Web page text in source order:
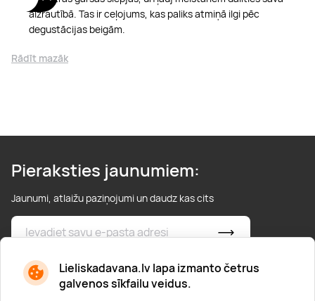
Lieliskadavana.lv lapa izmanto četrus
galvenos sīkfailu veidus.
aizrautībā. Tas ir ceļojums, kas paliks atmiņā ilgi pēc
degustācijas beigām.
Rādīt mazāk
Pieraksties jaunumiem:
Jaunumi, atlaižu paziņojumi un daudz kas cits
* Esmu iepazinies/usies ar privātuma politiku